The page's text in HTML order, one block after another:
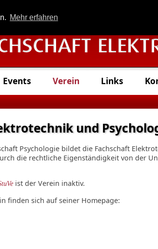
Mehr erfahren
Events Verein Links
und
Psychologie bildet die Fachschaft
die rechtliche Eigenständigkeit von der
ist der Verein inaktiv.
finden sich auf seiner Homepage: